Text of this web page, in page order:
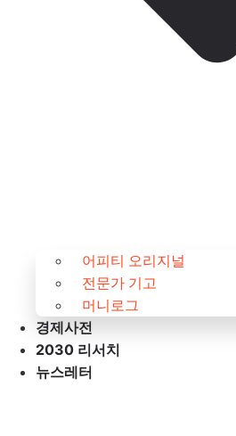
어피티 오리지널
전문가 기고
머니로그
경제사전
2030 리서치
뉴스레터